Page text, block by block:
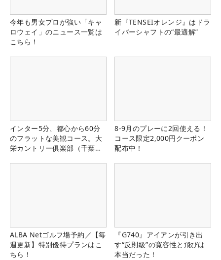
今年も男女プロが強い「キャ
ロウェイ」のニュース一覧は
こちら！
新『TENSEIオレンジ』はドラ
イバーシャフトの“最適解”
インター5分、都心から60分
のフラットな美観コース。大
栄カントリー俱楽部（千葉
8-9月のプレーに2回使える！
コース限定2,000円クーポン
配布中！
ALBA Netゴルフ場予約／【毎
週更新】特別優待プランはこ
ちら！
『G740』アイアンが引き出
す“反則級”の寛容性と飛びは
本当だった！